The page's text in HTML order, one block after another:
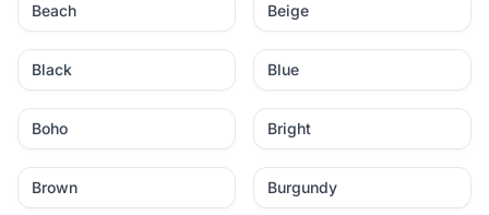
Beach Beige
Black Blue
Boho Bright
Brown Burgundy